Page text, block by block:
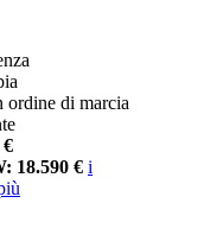
ordine di marcia
18.590 € i